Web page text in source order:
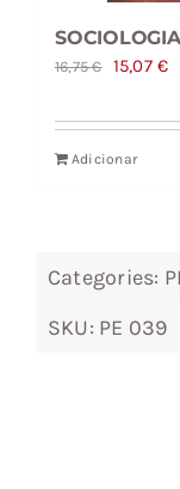
16,75€
O
original
era:
15,07€O
Adicionar
Categories:
SKU: PE 039